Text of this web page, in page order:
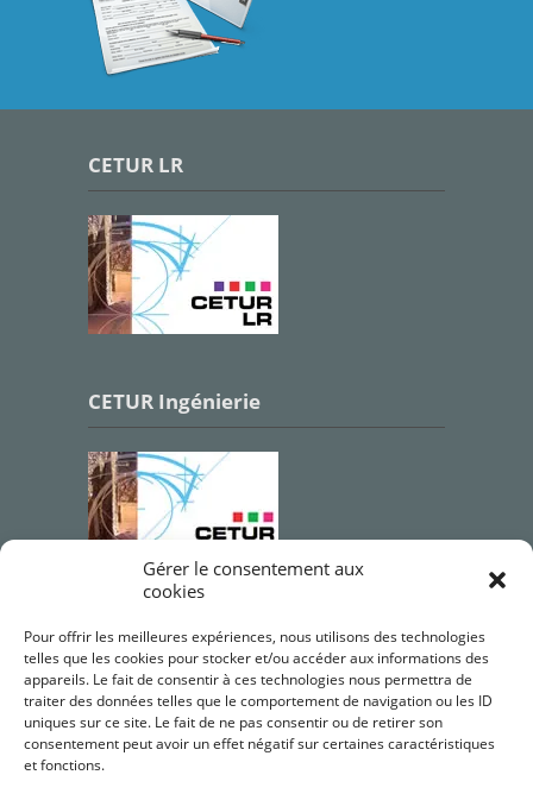
Gérer le consentement aux
cookies
Pour offrir les meilleures expériences, nous utilisons des technologies
telles que les cookies pour stocker et/ou accéder aux informations des
appareils. Le fait de consentir à ces technologies nous permettra de
traiter des données telles que le comportement de navigation ou les ID
uniques sur ce site. Le fait de ne pas consentir ou de retirer son
consentement peut avoir un effet négatif sur certaines caractéristiques
et fonctions.
CETUR LR
CETUR Ingénierie
Qualifications OPQIBI